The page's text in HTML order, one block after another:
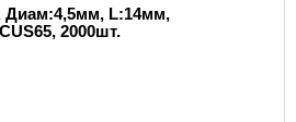
Диам:4,5мм, L:14мм,
2000шт.